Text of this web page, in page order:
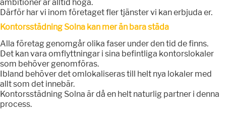
ambitioner är alltid höga.
Därför har vi inom företaget fler tjänster vi kan erbjuda er.
Kontorsstädning Solna kan mer än bara städa
Alla företag genomgår olika faser under den tid de finns.
Det kan vara omflyttningar i sina befintliga kontorslokaler
som behöver genomföras.
Ibland behöver det omlokaliseras till helt nya lokaler med
allt som det innebär.
Kontorsstädning Solna är då en helt naturlig partner i denna
process.